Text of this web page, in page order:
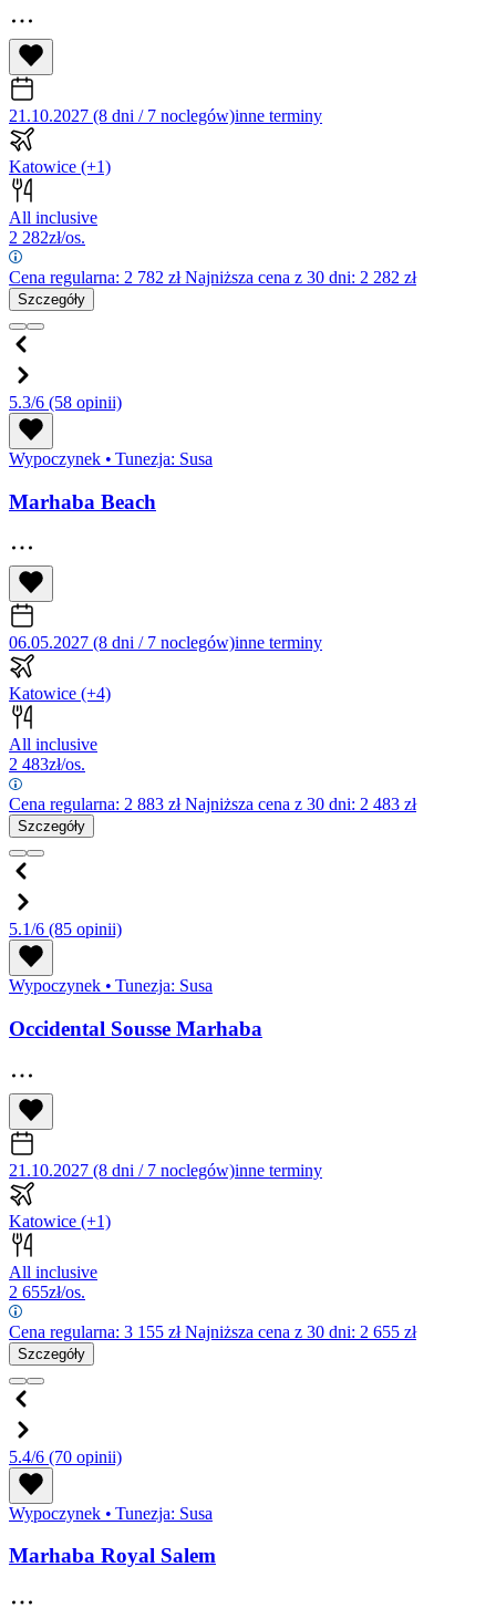
21.10.2027 (8 dni / 7 noclegów)inne terminy
Katowice (+1)
All inclusive
2 282zł/os.
Cena regularna: 2 782 złNajniższa cena z 30 dni: 2 282 zł
Szczegóły
5.3/6 (58 opinii)
Wypoczynek • Tunezja: Susa
Marhaba Beach
06.05.2027 (8 dni / 7 noclegów)inne terminy
Katowice (+4)
All inclusive
2 483zł/os.
Cena regularna: 2 883 złNajniższa cena z 30 dni: 2 483 zł
Szczegóły
5.1/6 (85 opinii)
Wypoczynek • Tunezja: Susa
Occidental Sousse Marhaba
21.10.2027 (8 dni / 7 noclegów)inne terminy
Katowice (+1)
All inclusive
2 655zł/os.
Cena regularna: 3 155 złNajniższa cena z 30 dni: 2 655 zł
Szczegóły
5.4/6 (70 opinii)
Wypoczynek • Tunezja: Susa
Marhaba Royal Salem